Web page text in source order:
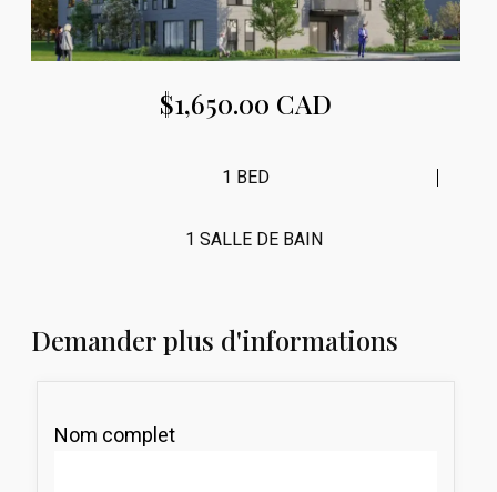
$1,650.00 CAD
1 BED
1 SALLE DE BAIN
Demander plus d'informations
Nom complet